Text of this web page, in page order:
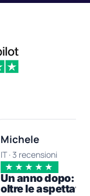
Michele
IT · 3 recensioni
★★★★★
Un anno dopo:
oltre le